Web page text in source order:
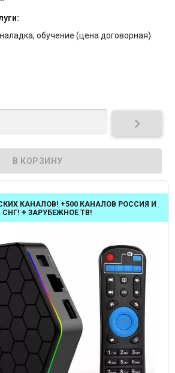
обучение (цена договорная)

КАНАЛОВ! +500 КАНАЛОВ РОССИЯ И
СНГ! + ЗАРУБЕЖНОЕ ТВ!